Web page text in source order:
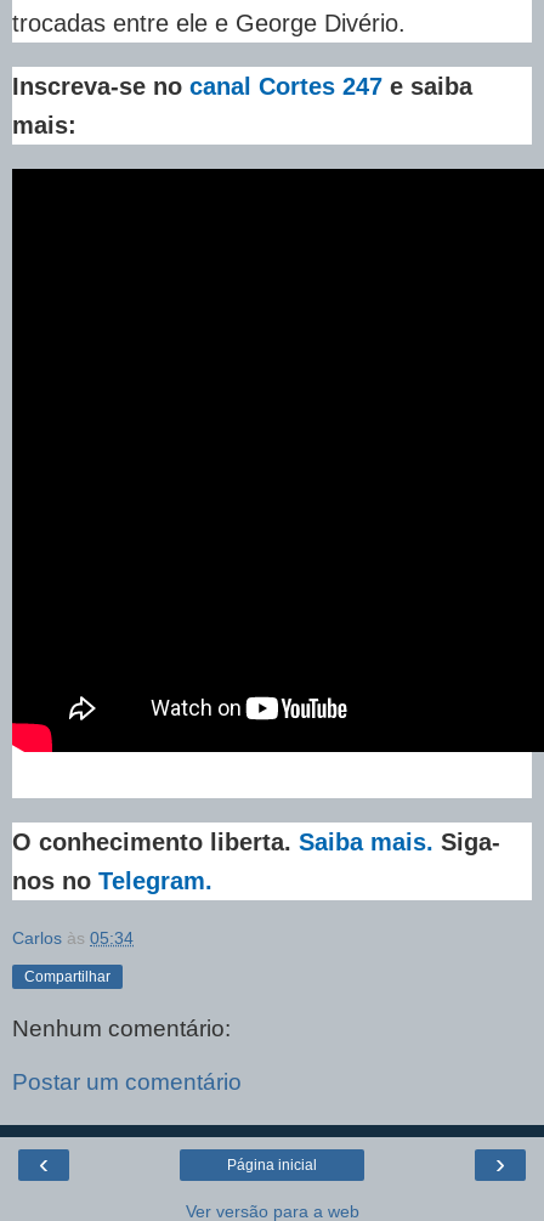
trocadas entre ele e George Divério.
Inscreva-se no canal Cortes 247 e saiba
mais:
O conhecimento liberta. Saiba mais. Siga-
nos no Telegram.
Carlos às 05:34
Compartilhar
Nenhum comentário:
Postar um comentário
‹ ›
Página inicial
Ver versão para a web